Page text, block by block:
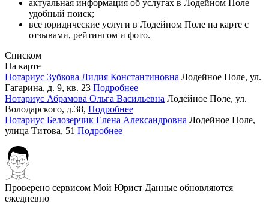
актуальная информация об услугах в Лодейном Поле
удобный поиск;
все юридические услуги в Лодейном Поле на карте с
отзывами, рейтингом и фото.
Списком
На карте
Нотариус Зубкова Лидия Константиновна Лодейное Поле, ул.
Гагарина, д. 9, кв. 23 Подробнее
Нотариус Абрамова Ольга Васильевна Лодейное Поле, ул.
Володарского, д.38, Подробнее
Нотариус Белозерчик Елена Александровна Лодейное Поле,
улица Титова, 51 Подробнее
Проверено сервисом Мой Юрист Данные обновляются
ежедневно